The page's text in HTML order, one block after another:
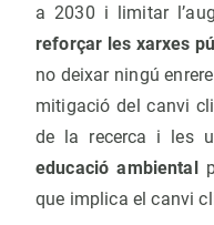
a 2030 i limitar
reforçar les xarxes
no deixar ningú
mitigació del canvi
de la recerca i les
educació ambiental
que implica el canvi